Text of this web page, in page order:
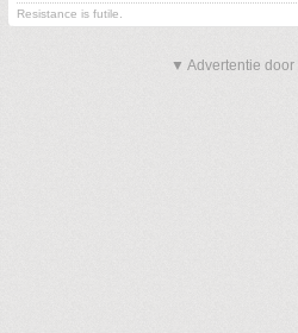
Resistance is futile.
▼ Advertentie door